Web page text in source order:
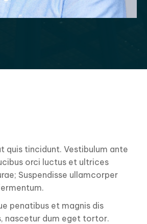
quis tincidunt. Vestibulum ante
orci luctus et ultrices
Suspendisse ullamcorper
penatibus et magnis dis
nascetur dum eget tortor.